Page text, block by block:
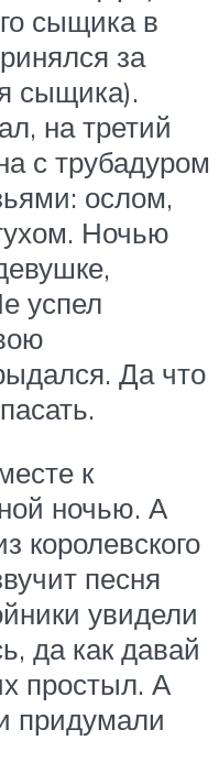
сыщика в
за
сыщика).
на третий
с трубадуром
ослом,
Ночью
успел
Да что
к
ночью. А
королевского
песня
увидели
да как давай
простыл. А
придумали